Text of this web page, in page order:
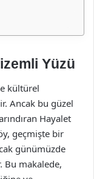
Yüzü
kültürel
Ancak bu güzel
Hayalet
geçmişte bir
günümüzde
makalede,